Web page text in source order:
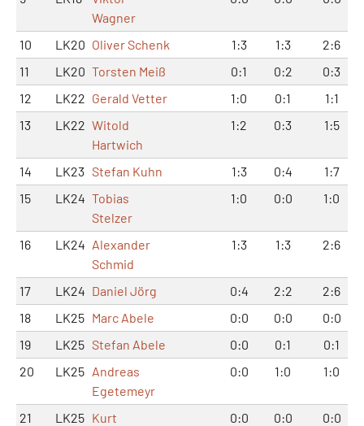
Wagner
10 LK20 Oliver Schenk 1:3 1:3
2:6
11
LK20 Torsten Meiß 0:1 0:2
0:3
12
LK22 Gerald Vetter 1:0 0:1
1:1
13
LK22 Witold
Hartwich
1:2 0:3 1:5
14 LK23 Stefan Kuhn 1:3 0:4
1:7
15
LK24 Tobias
Stelzer
1:0 0:0 1:0
16 LK24 Alexander
Schmid
1:3 1:3 2:6
17 LK24 Daniel Jörg 0:4 2:2
2:6
18
LK25 Marc Abele 0:0 0:0
0:0
19
LK25 Stefan Abele 0:0 0:1
0:1
20
LK25 Andreas
Egetemeyr
0:0 1:0 1:0
21 LK25 Kurt
0:0 0:0 0:0